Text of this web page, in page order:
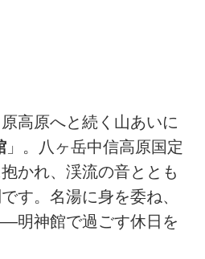
高原へと続く山あいに
」。八ヶ岳中信高原国定
かれ、渓流の音ととも
す。名湯に身を委ね、
明神館で過ごす休日を